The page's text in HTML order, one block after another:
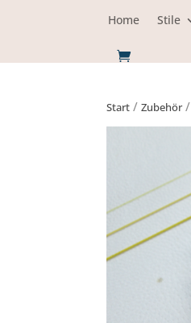
Home Stile
Start / Zubehör/